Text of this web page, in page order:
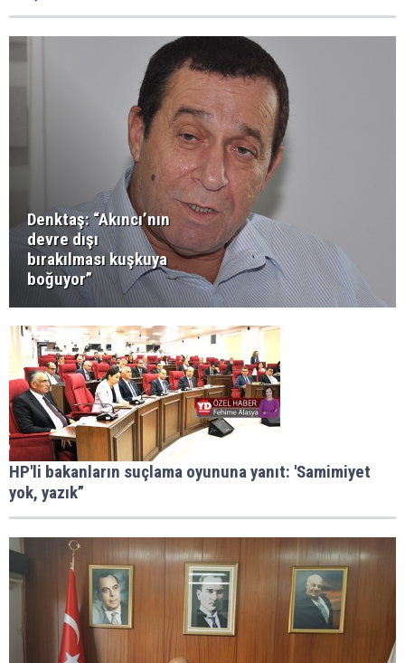
Denktaş: “Akıncı’nın
devre dışı
bırakılması kuşkuya
boğuyor”
HP'li bakanların suçlama oyununa yanıt: 'Samimiyet
yok, yazık”